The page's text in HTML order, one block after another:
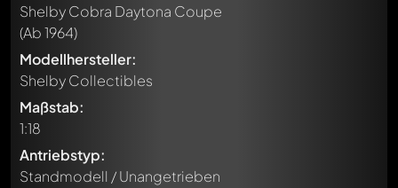
Shelby Cobra Daytona Coupe
(Ab 1964)
Modellhersteller:
Shelby Collectibles
Maßstab:
1:18
Antriebstyp:
Standmodell / Unangetrieben